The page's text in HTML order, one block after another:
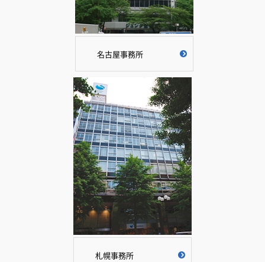
名古屋事務所
札幌事務所